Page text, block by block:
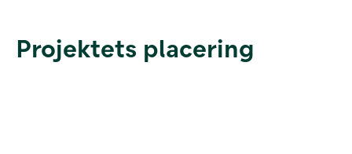
Projektets placering